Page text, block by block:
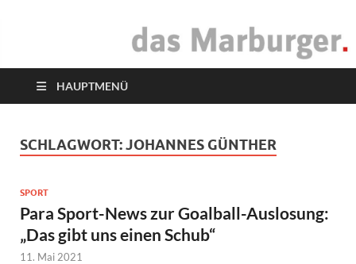
das Marburger.
HAUPTMENÜ
SCHLAGWORT:JOHANNES GÜNTHER
SPORT
Para Sport-News zur Goalball-Auslosung:
„Das gibt uns einen Schub“
11. Mai 2021